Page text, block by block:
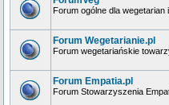
Forum ogólne dla wegetarian
Forum Wegetarianie.pl
Forum wegetariańskie
Forum Empatia.pl
Forum Stowarzyszenia